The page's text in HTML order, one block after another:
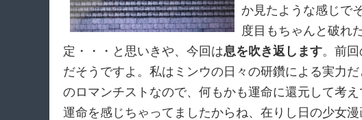
か見たような感じで
度目もちゃんと破れ
定・・・と思いきや、今回は息を吹き返します。前
だそうですよ。私はミンウの日々の研鑽による実力
のロマンチストなので、何もかも運命に還元して考
運命を感じちゃってましたからね、在りし日の少女漫